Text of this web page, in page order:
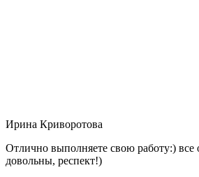
Ирина Криворотова
Отлично выполняете свою работу:) все
довольны, респект!)